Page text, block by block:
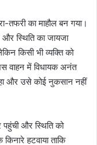
का माहौल बन गया।
स्थिति का जायजा
किसी भी व्यक्ति को
वाहन में विधायक अनंत
और उसे कोई नुकसान नहीं
पहुंची और स्थिति को
हटवाया ताकि